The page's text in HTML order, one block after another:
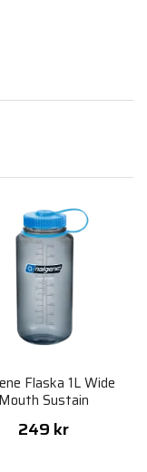
Flaska 1L Wide
Mouth Sustain
249 kr